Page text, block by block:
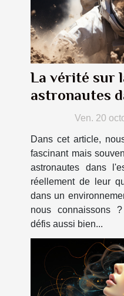
La vérité sur
astronautes
Ven. 20
Dans cet article,
fascinant mais
astronautes dans
réellement de leur
dans un
nous connaissons
défis aussi bien...